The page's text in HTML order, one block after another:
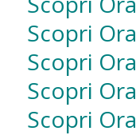
Scopri Ora
Scopri Ora
Scopri Ora
Scopri Ora